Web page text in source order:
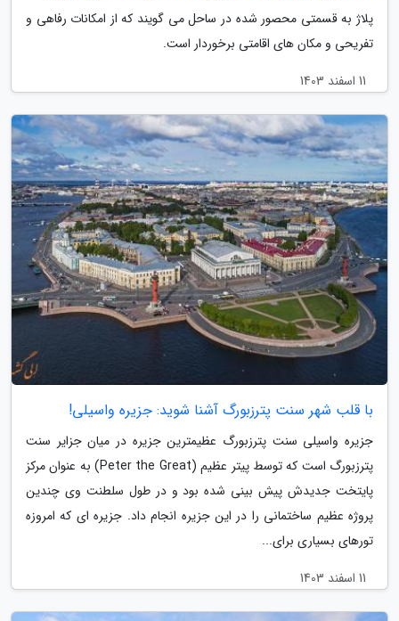
پلاژ به قسمتی محصور شده در ساحل می گویند که از امکانات رفاهی و
تفریحی و مکان های اقامتی برخوردار است.
11 اسفند 1403
با قلب شهر سنت پترزبورگ آشنا شوید: جزیره واسیلی!
جزیره واسیلی سنت پترزبورگ عظیمترین جزیره در میان جزایر سنت
پترزبورگ است که توسط پیتر عظیم (Peter the Great) به عنوان مرکز
پایتخت جدیدش پیش بینی شده بود و در طول سلطنت وی چندین
پروژه عظیم ساختمانی را در این جزیره انجام داد. جزیره ای که امروزه
تورهای بسیاری برای...
11 اسفند 1403